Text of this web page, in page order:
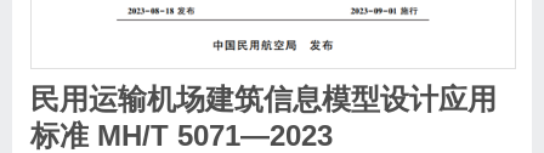
民用运输机场建筑信息模型设计应用
标准 MH/T 5071—2023